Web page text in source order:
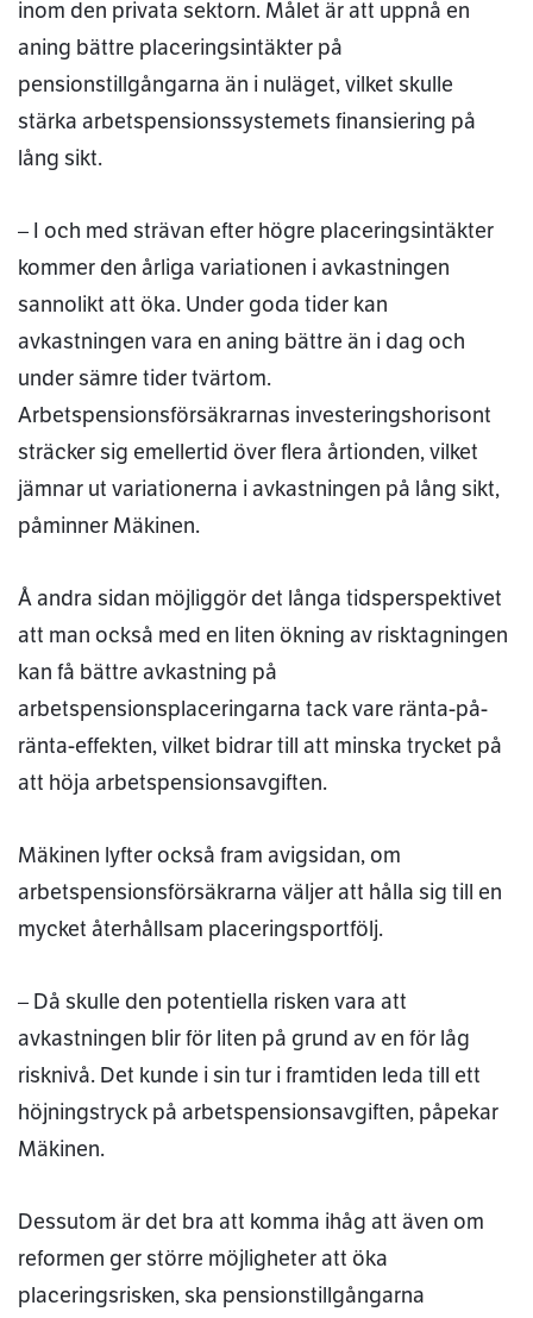
inom den privata sektorn. Målet är att uppnå en
aning bättre placeringsintäkter på
pensionstillgångarna än i nuläget, vilket skulle
stärka arbetspensionssystemets finansiering på
lång sikt.
– I och med strävan efter högre placeringsintäkter
kommer den årliga variationen i avkastningen
sannolikt att öka. Under goda tider kan
avkastningen vara en aning bättre än i dag och
under sämre tider tvärtom.
Arbetspensionsförsäkrarnas investeringshorisont
sträcker sig emellertid över flera årtionden, vilket
jämnar ut variationerna i avkastningen på lång sikt,
påminner Mäkinen.
Å andra sidan möjliggör det långa tidsperspektivet
att man också med en liten ökning av risktagningen
kan få bättre avkastning på
arbetspensionsplaceringarna tack vare ränta-på-
ränta-effekten, vilket bidrar till att minska trycket på
att höja arbetspensionsavgiften.
Mäkinen lyfter också fram avigsidan, om
arbetspensionsförsäkrarna väljer att hålla sig till en
mycket återhållsam placeringsportfölj.
– Då skulle den potentiella risken vara att
avkastningen blir för liten på grund av en för låg
risknivå. Det kunde i sin tur i framtiden leda till ett
höjningstryck på arbetspensionsavgiften, påpekar
Mäkinen.
Dessutom är det bra att komma ihåg att även om
reformen ger större möjligheter att öka
placeringsrisken, ska pensionstillgångarna